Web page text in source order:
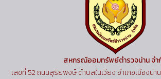
สหกรณ์ออมทรัพย์ตำรวจน่าน จำ
เลขที่ 52 ถนนสุริยพงษ์ ตำบลในเวียง อำเภอเมืองน่